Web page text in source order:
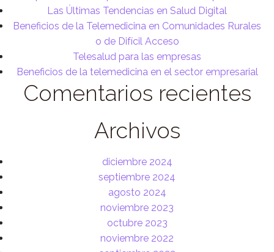
Las Últimas Tendencias en Salud Digital
Beneficios de la Telemedicina en Comunidades Rurales
o de Difícil Acceso
Telesalud para las empresas
Beneficios de la telemedicina en el sector empresarial
Comentarios recientes
Archivos
diciembre 2024
septiembre 2024
agosto 2024
noviembre 2023
octubre 2023
noviembre 2022